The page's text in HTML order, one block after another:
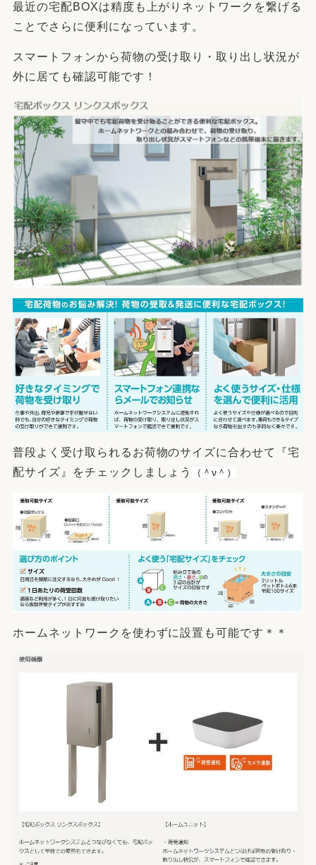
最近の宅配BOXは精度も上がりネットワークを繋げる
ことでさらに便利になっています。
スマートフォンから荷物の受け取り・取り出し状況が
外に居ても確認可能です！
普段よく受け取られるお荷物のサイズに合わせて『宅
配サイズ』をチェックしましょう
（＾ν＾）
ホームネットワークを使わずに設置も可能です＊＊